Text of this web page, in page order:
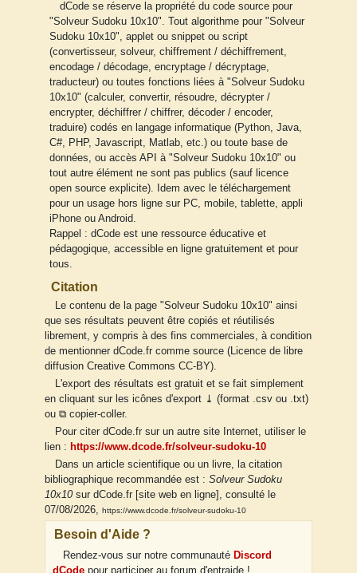
dCode se réserve la propriété du code source pour
"Solveur Sudoku 10x10". Tout algorithme pour "Solveur
Sudoku 10x10", applet ou snippet ou script
(convertisseur, solveur, chiffrement / déchiffrement,
encodage / décodage, encryptage / décryptage,
traducteur) ou toutes fonctions liées à "Solveur Sudoku
10x10" (calculer, convertir, résoudre, décrypter /
encrypter, déchiffrer / chiffrer, décoder / encoder,
traduire) codés en langage informatique (Python, Java,
C#, PHP, Javascript, Matlab, etc.) ou toute base de
données, ou accès API à "Solveur Sudoku 10x10" ou
tout autre élément ne sont pas publics (sauf licence
open source explicite). Idem avec le téléchargement
pour un usage hors ligne sur PC, mobile, tablette, appli
iPhone ou Android.
Rappel : dCode est une ressource éducative et
pédagogique, accessible en ligne gratuitement et pour
tous.
Citation
Le contenu de la page "Solveur Sudoku 10x10" ainsi
que ses résultats peuvent être copiés et réutilisés
librement, y compris à des fins commerciales, à condition
de mentionner dCode.fr comme source (Licence de libre
diffusion Creative Commons CC-BY).
L'export des résultats est gratuit et se fait simplement
en cliquant sur les icônes d'export ⤓ (format .csv ou .txt)
ou ⧉ copier-coller.
Pour citer dCode.fr sur un autre site Internet, utiliser le
lien : https://www.dcode.fr/solveur-sudoku-10
Dans un article scientifique ou un livre, la citation
bibliographique recommandée est : Solveur Sudoku
10x10 sur dCode.fr [site web en ligne], consulté le
07/08/2026, https://www.dcode.fr/solveur-sudoku-10
Besoin d'Aide ?
Rendez-vous sur notre communauté Discord